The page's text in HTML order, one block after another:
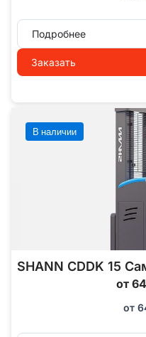
Подробнее
Заказать
В наличии
SHANN CDDK 15
от
от